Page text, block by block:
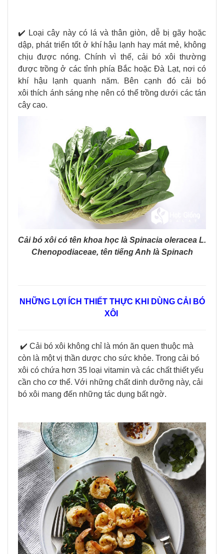
✔️ Loại cây này có lá và thân giòn, dễ bị gãy hoặc
dập, phát triển tốt ở khí hậu lạnh hay mát mẻ, không
chịu được nóng. Chính vì thế, cải bó xôi thường
được trồng ở các tỉnh phía Bắc hoặc Đà Lạt, nơi có
khí hậu lạnh quanh năm. Bên cạnh đó cải bó
xôi thích ánh sáng nhẹ nên có thể trồng dưới các tán
cây cao.
Cải bó xôi có tên khoa học là Spinacia oleracea L.
Chenopodiaceae, tên tiếng Anh là Spinach
NHỮNG LỢI ÍCH THIẾT THỰC KHI DÙNG CẢI BÓ
XÔI
✔️ Cải bó xôi không chỉ là món ăn quen thuộc mà
còn là một vị thần dược cho sức khỏe. Trong cải bó
xôi có chứa hơn 35 loại vitamin và các chất thiết yếu
cần cho cơ thể. Với những chất dinh dưỡng này, cải
bó xôi mang đến những tác dụng bất ngờ.